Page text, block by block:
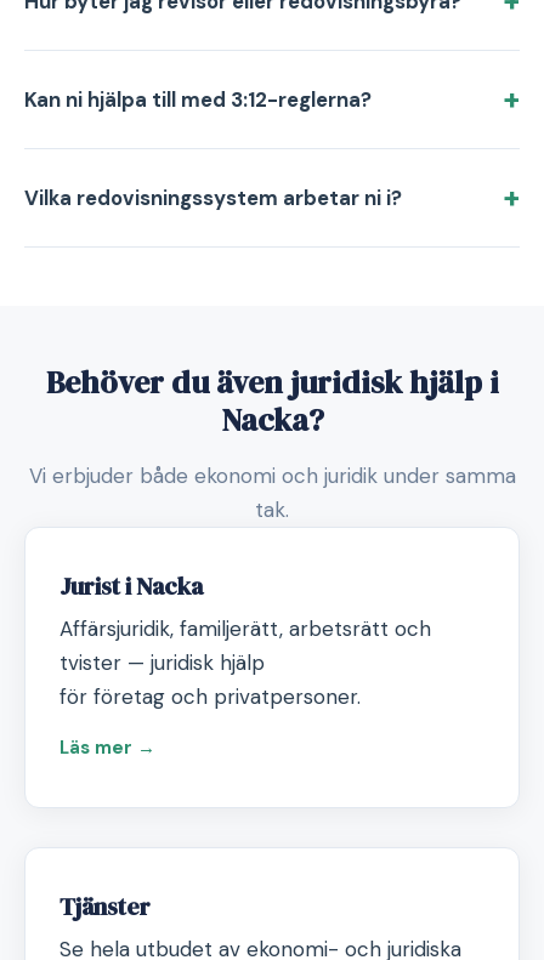
Kan ni hjälpa till med 3:12-reglerna?
Vilka redovisningssystem arbetar ni i?
Behöver du även juridisk hjälp i
Nacka?
Vi erbjuder både ekonomi och juridik under samma
tak.
Jurist i Nacka
Affärsjuridik, familjerätt, arbetsrätt och
tvister — juridisk hjälp
för företag och privatpersoner.
Läs mer →
Tjänster
Se hela utbudet av ekonomi- och juridiska